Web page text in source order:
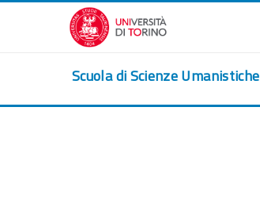
Vai al contenuto principale
Scuola di Scienze Umanistiche